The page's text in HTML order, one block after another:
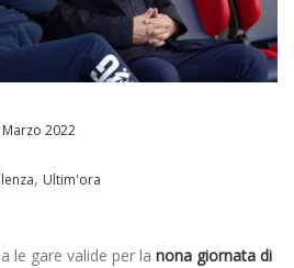
2022
, Ultim'ora
le gare valide per la nona giornata di